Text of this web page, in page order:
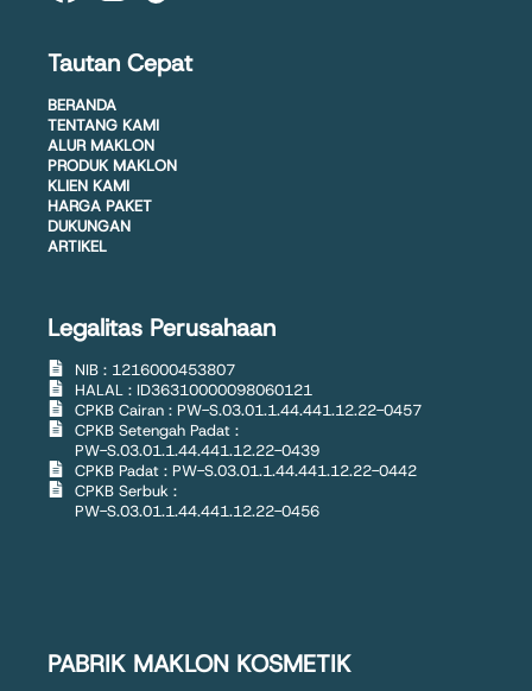
Tautan Cepat
BERANDA
TENTANG KAMI
ALUR MAKLON
PRODUK MAKLON
KLIEN KAMI
HARGA PAKET
DUKUNGAN
ARTIKEL
Legalitas Perusahaan
NIB : 1216000453807
HALAL : ID36310000098060121
CPKB Cairan : PW-S.03.01.1.44.441.12.22-0457
CPKB Setengah Padat :
PW-S.03.01.1.44.441.12.22-0439
CPKB Padat : PW-S.03.01.1.44.441.12.22-0442
CPKB Serbuk :
PW-S.03.01.1.44.441.12.22-0456
PABRIK MAKLON KOSMETIK